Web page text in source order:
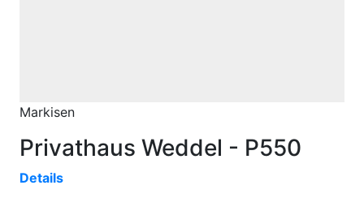
Markisen
Privathaus Weddel - P550
Details